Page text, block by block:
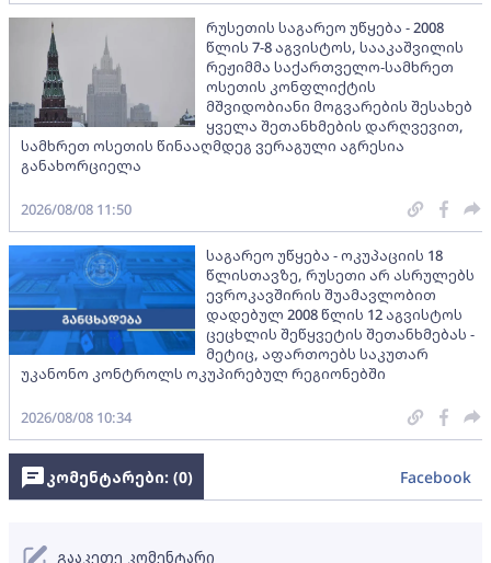
რუსეთის საგარეო უწყება - 2008
წლის 7-8 აგვისტოს, სააკაშვილის
რეჟიმმა საქართველო-სამხრეთ
ოსეთის კონფლიქტის
მშვიდობიანი მოგვარების შესახებ
ყველა შეთანხმების დარღვევით,
სამხრეთ ოსეთის წინააღმდეგ ვერაგული აგრესია
განახორციელა
2026/08/08 11:50
საგარეო უწყება - ოკუპაციის 18
წლისთავზე, რუსეთი არ ასრულებს
ევროკავშირის შუამავლობით
დადებულ 2008 წლის 12 აგვისტოს
ცეცხლის შეწყვეტის შეთანხმებას -
მეტიც, აფართოებს საკუთარ
უკანონო კონტროლს ოკუპირებულ რეგიონებში
2026/08/08 10:34
კომენტარები: (0) Facebook
გააკეთე კომენტარი